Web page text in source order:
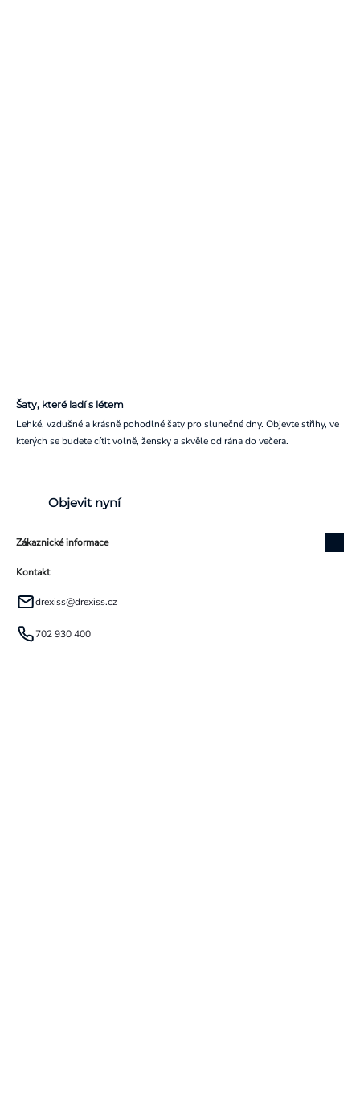
Šaty, které ladí s létem
Lehké, vzdušné a krásně pohodlné šaty pro slunečné dny. Objevte střihy, ve
kterých se budete cítit volně, žensky a skvěle od rána do večera.
Objevit nyní
Zákaznické informace
Kontakt
drexiss@drexiss.cz
702 930 400